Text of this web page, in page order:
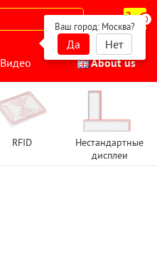
0
Ваш город: Москва?
Да
Нет
Видео About us
RFID
Нестандартные
дисплеи